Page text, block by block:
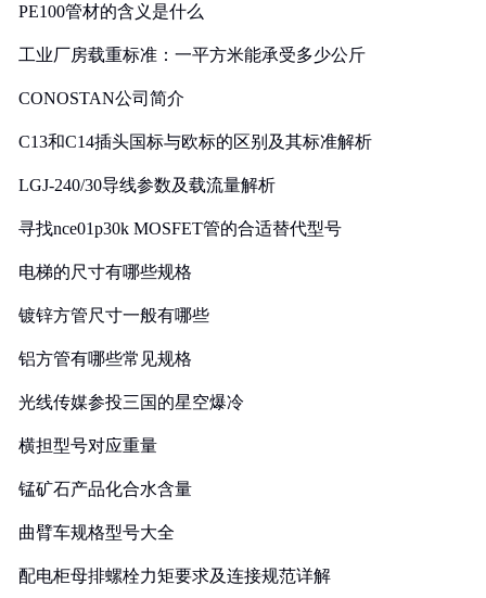
PE100管材的含义是什么
工业厂房载重标准：一平方米能承受多少公斤
CONOSTAN公司简介
C13和C14插头国标与欧标的区别及其标准解析
LGJ-240/30导线参数及载流量解析
寻找nce01p30k MOSFET管的合适替代型号
电梯的尺寸有哪些规格
镀锌方管尺寸一般有哪些
铝方管有哪些常见规格
光线传媒参投三国的星空爆冷
横担型号对应重量
锰矿石产品化合水含量
曲臂车规格型号大全
配电柜母排螺栓力矩要求及连接规范详解